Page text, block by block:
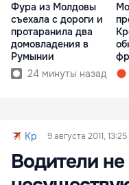
Фура из Молдовы
съехала с дороги и
протаранила два
домовладения в
Румынии
24 минуты назад
Kp 9 августа 2011, 13:25
Водители не